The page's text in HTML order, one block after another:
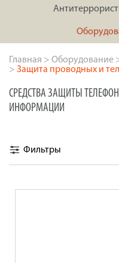
Главная > Оборудование
> Защита проводных и
СРЕДСТВА ЗАЩИТЫ
ИНФОРМАЦИИ
Фильтры